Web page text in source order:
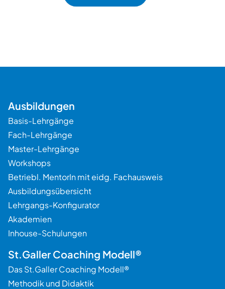
Ausbildungen
Basis-Lehrgänge
Fach-Lehrgänge
Master-Lehrgänge
Workshops
Betriebl. MentorIn mit eidg. Fachausweis
Ausbildungsübersicht
Lehrgangs-Konfigurator
Akademien
Inhouse-Schulungen
St.Galler Coaching Modell®
Das St.Galler Coaching Modell®
Methodik und Didaktik